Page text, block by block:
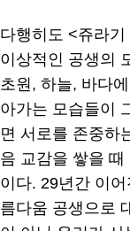
다행히도 <쥬라
이상적인 공생의
초원, 하늘, 바다
아가는 모습들이
면 서로를 존중하
음 교감을 쌓을
이다. 29년간 이어
름다움 공생으로